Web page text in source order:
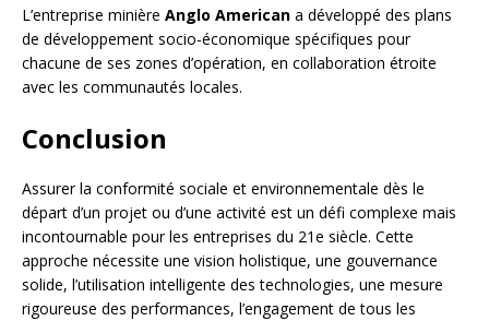
L’entreprise minière Anglo American a développé des plans
de développement socio-économique spécifiques pour
chacune de ses zones d’opération, en collaboration étroite
avec les communautés locales.
Conclusion
Assurer la conformité sociale et environnementale dès le
départ d’un projet ou d’une activité est un défi complexe mais
incontournable pour les entreprises du 21e siècle. Cette
approche nécessite une vision holistique, une gouvernance
solide, l’utilisation intelligente des technologies, une mesure
rigoureuse des performances, l’engagement de tous les